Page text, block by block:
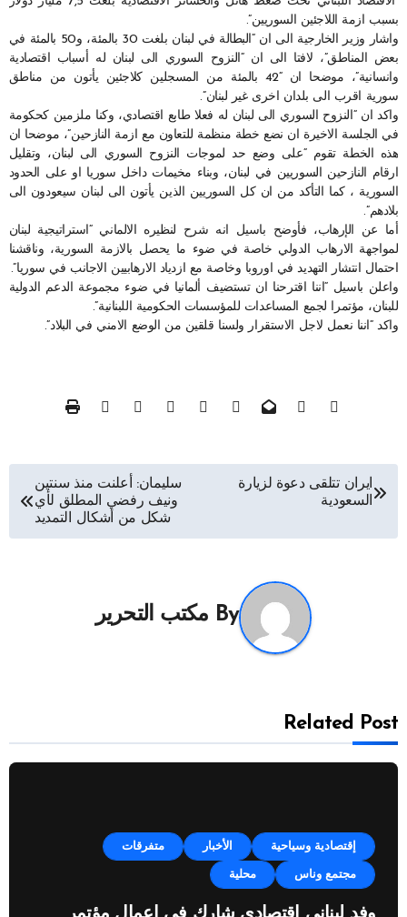
بسبب ازمة اللاجئين السوريين”.
واشار وزير الخارجية الى ان “البطالة في لبنان بلغت 30 بالمئة، و50 بالمئة في
بعض المناطق”، لافتا الى ان “النزوح السوري الى لبنان له أسباب اقتصادية
وانسانية”، موضحا ان “42 بالمئة من المسجلين كلاجئين يأتون من مناطق
سورية اقرب الى بلدان اخرى غير لبنان”.
واكد ان “النزوح السوري الى لبنان له فعلا طابع اقتصادي، وكنا ملزمين كحكومة
في الجلسة الاخيرة ان نضع خطة منظمة للتعاون مع ازمة النازحين”، موضحا ان
هذه الخطة تقوم “على وضع حد لموجات النزوح السوري الى لبنان، وتقليل
ارقام النازحين السوريين في لبنان، وبناء مخيمات داخل سوريا او على الحدود
السورية ، كما التأكد من ان كل السوريين الذين يأتون الى لبنان سيعودون الى
بلادهم”.
أما عن الإرهاب، فأوضح باسيل انه شرح لنظيره الالماني “استراتيجية لبنان
لمواجهة الارهاب الدولي خاصة في ضوء ما يحصل بالازمة السورية، وناقشنا
احتمال انتشار التهديد في اوروبا وخاصة مع ازدياد الارهابيين الاجانب في سوريا”.
واعلن باسيل “اننا اقترحنا ان تستضيف ألمانيا في ضوء مجموعة الدعم الدولية
للبنان، مؤتمرا لجمع المساعدات للمؤسسات الحكومية اللبنانية”.
واكد “اننا نعمل لاجل الاستقرار ولسنا قلقين من الوضع الامني في البلاد”.
تصفّح
ايران تتلقى دعوة لزيارة
السعودية
سليمان: أعلنت منذ سنتين
ونيف رفضي المطلق لأي
شكل من أشكال التمديد
By مكتب التحرير
Related Post
إقتصادية وسياحية الأخبار متفرقات
مجتمع وناس محلية